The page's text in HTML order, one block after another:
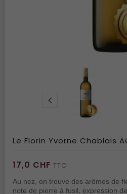

Le Florin Yvorne Chablais
17,0 CHF TTC
Au nez, on trouve des arômes de
note de pierre à fusil, expression